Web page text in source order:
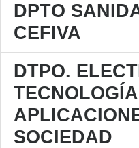
DPTO
CEFIVA
DTPO.
SOCIEDAD